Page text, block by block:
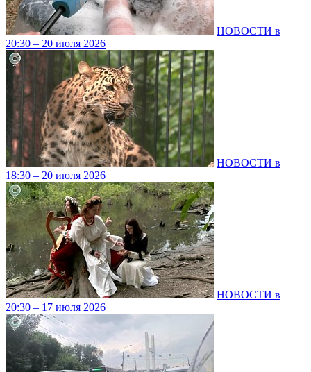
НОВОСТИ в
20:30 – 20 июля 2026
НОВОСТИ в
18:30 – 20 июля 2026
НОВОСТИ в
20:30 – 17 июля 2026